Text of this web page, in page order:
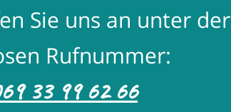
Sie uns an unter der
Rufnummer:
33 99 62 66